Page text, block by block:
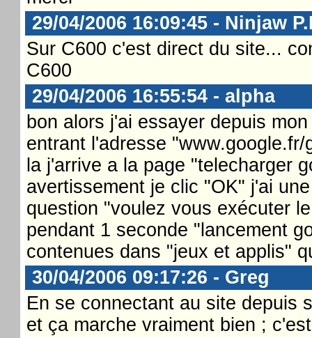
29/04/2006 16:09:45 - Ninjaw
Sur C600 c'est direct du site...
C600
29/04/2006 16:55:54 - alpha
bon alors j'ai essayer depuis
entrant l'adresse
la j'arrive a la page "telecharger
avertissement je clic "OK" j'ai
question "voulez vous exécuter
pendant 1 seconde "lancement
contenues dans "jeux et applis"
30/04/2006 09:17:26 - Greg
En se connectant au site depuis
et ça marche vraiment bien ;